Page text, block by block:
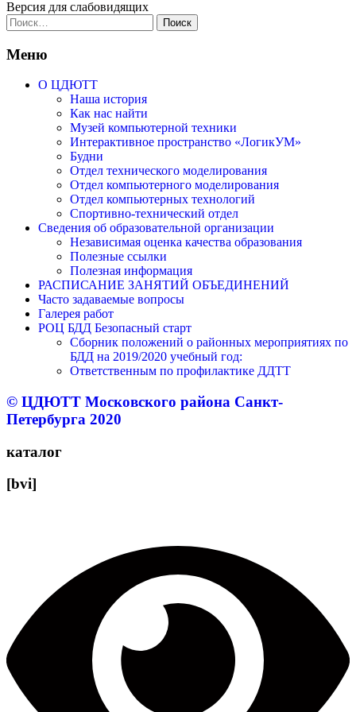
Версия для слабовидящих
Найти:
Меню
О ЦДЮТТ
Наша история
Как нас найти
Музей компьютерной техники
Интерактивное пространство «ЛогикУМ»
Будни
Отдел технического моделирования
Отдел компьютерного моделирования
Отдел компьютерных технологий
Спортивно-технический отдел
Сведения об образовательной организации
Независимая оценка качества образования
Полезные ссылки
Полезная информация
РАСПИСАНИЕ ЗАНЯТИЙ ОБЪЕДИНЕНИЙ
Часто задаваемые вопросы
Галерея работ
РОЦ БДД Безопасный старт
Сборник положений о районных мероприятиях по
БДД на 2019/2020 учебный год:
Ответственным по профилактике ДДТТ
© ЦДЮТТ Московского района Санкт-
Петербурга 2020
каталог
[bvi]